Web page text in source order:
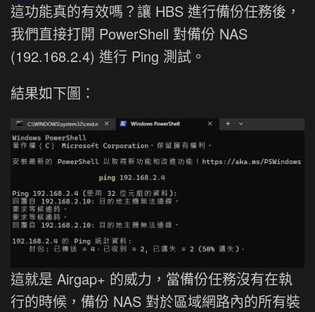
這功能真的有效嗎？讓 HBS 進行備份任務後，
我們直接打開 PowerShell 對備份 NAS
(192.168.2.4) 進行 Ping 測試。
結果如下圖：
這就是 Airgap+ 的威力，當備份任務沒有在執
行的時候，備份 NAS 對於區域網路內的所有裝